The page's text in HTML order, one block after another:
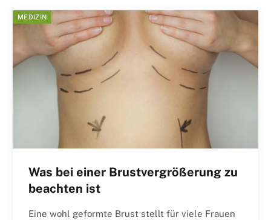
MEDIZIN
Was bei einer Brustvergrößerung zu
beachten ist
Eine wohl geformte Brust stellt für viele Frauen